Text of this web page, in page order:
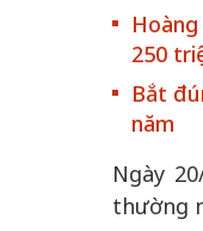
250
Bắt
năm
Ngày
thường
trên không